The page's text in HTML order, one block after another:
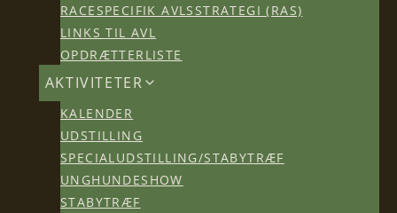
RACESPECIFIK AVLSSTRATEGI (RAS)
LINKS TIL AVL
OPDRÆTTERLISTE
AKTIVITETER
KALENDER
UDSTILLING
SPECIALUDSTILLING/STABYTRÆF
UNGHUNDESHOW
STABYTRÆF